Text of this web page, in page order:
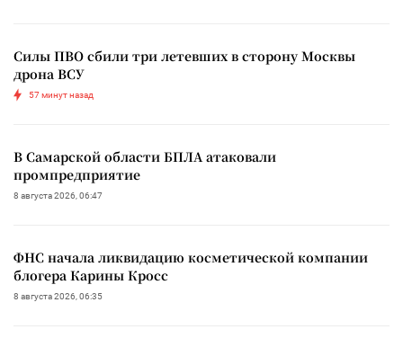
Силы ПВО сбили три летевших в сторону Москвы
дрона ВСУ
57 минут назад
В Самарской области БПЛА атаковали
промпредприятие
8 августа 2026, 06:47
ФНС начала ликвидацию косметической компании
блогера Карины Кросс
8 августа 2026, 06:35